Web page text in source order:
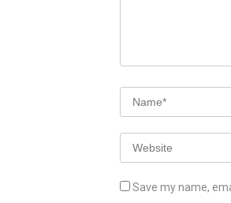
Save my name,